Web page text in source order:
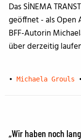
Das SİNEMA
geöffnet - als Open
BFF-Autorin
über derzeitig
• Michaela Grouls
„Wir haben noch